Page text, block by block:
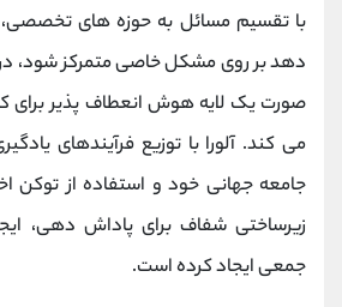
با تقسیم مسائل به حوزه ‌های
‌دهد بر روی مشکل خاصی متمرکز شود،
صورت یک لایه هوش انعطاف ‌پذیر برای
می‌ کند. آلورا با توزیع فرآیندهای
زیرساختی شفاف برای پاداش‌ دهی،
جمعی ایجاد کرده است.